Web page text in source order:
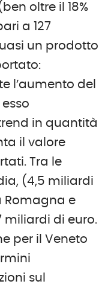
oltre il 18%
a 127
un prodotto
l’aumento del
esso
in quantità
il valore
Tra le
(4,5 miliardi
Romagna e
miliardi di euro.
per il Veneto
sul